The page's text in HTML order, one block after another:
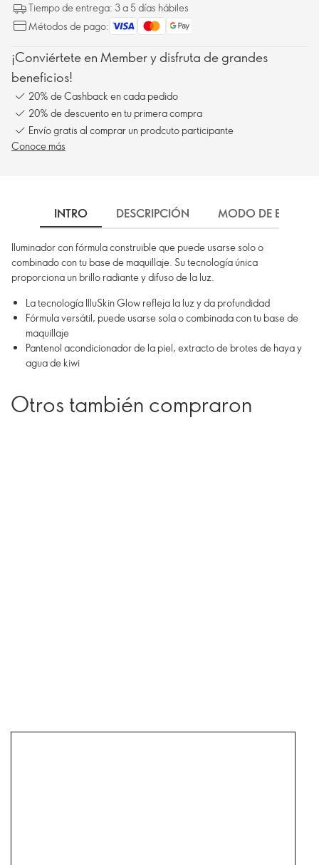
Tiempo de entrega: 3 a 5 días hábiles
Métodos de pago:
¡Conviértete en Member y disfruta de grandes
beneficios!
20% de Cashback en cada pedido
20% de descuento en tu primera compra
Envío gratis al comprar un prodcuto participante
Conoce más
INTRO DESCRIPCIÓN MODO DE EMPLEO
Iluminador con fórmula construible que puede usarse solo o
combinado con tu base de maquillaje. Su tecnología única
proporciona un brillo radiante y difuso de la luz.
La tecnología IlluSkin Glow refleja la luz y da profundidad
Fórmula versátil, puede usarse sola o combinada con tu base de
maquillaje
Pantenol acondicionador de la piel, extracto de brotes de haya y
agua de kiwi
Otros también compraron